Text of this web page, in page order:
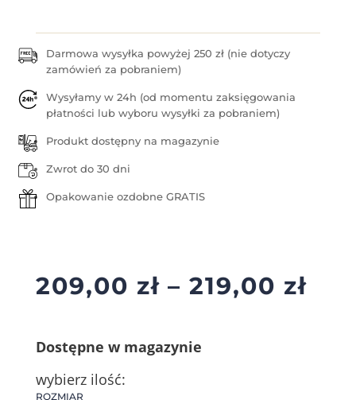
Darmowa wysyłka powyżej 250 zł (nie dotyczy
zamówień za pobraniem)
Wysyłamy w 24h (od momentu zaksięgowania
płatności lub wyboru wysyłki za pobraniem)
Produkt dostępny na magazynie
Zwrot do 30 dni
Opakowanie ozdobne GRATIS
209,00 zł – 219,00 zł
Dostępne w magazynie
wybierz ilość:
ROZMIAR